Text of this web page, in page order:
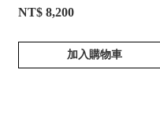
NT$ 8,200
加入購物車